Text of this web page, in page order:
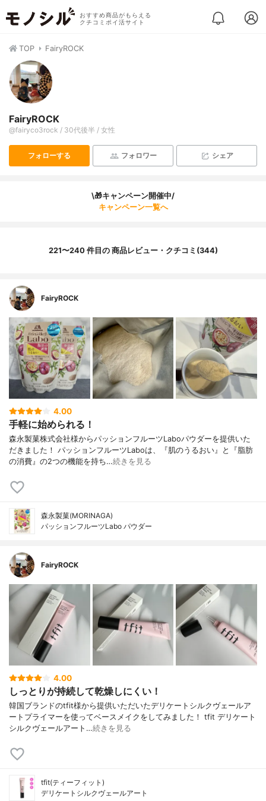
おすすめ商品がもらえる
クチコミポイ活サイト
TOP FairyROCK
FairyROCK
@fairyco3rock / 30代後半 / 女性
フォローする フォロワー シェア
\🎁キャンペーン開催中/
キャンペーン一覧へ
221〜240 件目の 商品レビュー・クチコミ(344)
FairyROCK
4.00
手軽に始められる！
森永製菓株式会社様からパッションフルーツLaboパウダーを提供いた
だきました！ パッションフルーツLaboは、『肌のうるおい』と『脂肪
の消費』の2つの機能を持ち…続きを見る
森永製菓(MORINAGA)
パッションフルーツLabo パウダー
FairyROCK
4.00
しっとりが持続して乾燥しにくい！
韓国ブランドのtfit様から提供いただいたデリケートシルクヴェールア
ートプライマーを使ってベースメイクをしてみました！ tfit デリケート
シルクヴェールアート…続きを見る
tfit(ティーフィット)
デリケートシルクヴェールアート